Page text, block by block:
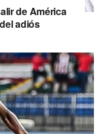
de América
adiós